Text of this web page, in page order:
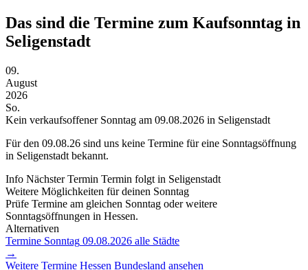
Das sind die Termine zum Kaufsonntag in
Seligenstadt
09.
August
2026
So.
Kein verkaufsoffener Sonntag am 09.08.2026 in Seligenstadt
Für den 09.08.26 sind uns keine Termine für eine Sonntagsöffnung
in Seligenstadt bekannt.
Info Nächster Termin Termin folgt in Seligenstadt
Weitere Möglichkeiten für deinen Sonntag
Prüfe Termine am gleichen Sonntag oder weitere
Sonntagsöffnungen in Hessen.
Alternativen
Termine Sonntag 09.08.2026 alle Städte
→
Weitere Termine Hessen Bundesland ansehen